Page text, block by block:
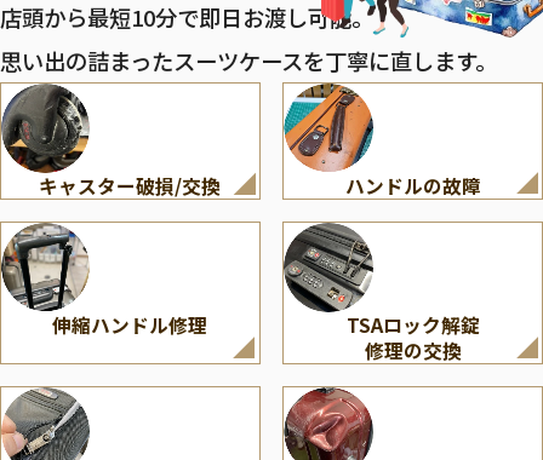
店頭から最短10分で即日お渡し可能。
思い出の詰まったスーツケースを丁寧に直します。
キャスター破損/交換 ハンドルの故障
伸縮ハンドル修理
TSAロック解錠
修理の交換